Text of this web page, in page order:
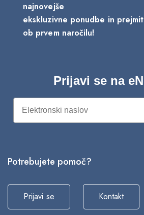
magnezija -> večji možgani
najnovejše
ekskluzivne ponudbe in
ob prvem naročilu!
Prijavi se na
Email
Potrebujete pomoč?
Prijavi se Kontakt